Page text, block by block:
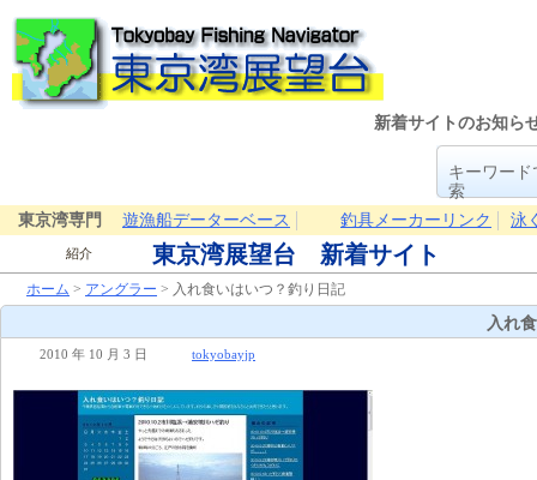
新着サイトのお知ら
キーワード
索
東京湾専門
遊漁船データーベース 釣具メーカーリンク 泳
紹介 東京湾展望台 新着サイト
ホーム > アングラー > 入れ食いはいつ？釣り日記
入れ
2010 年 10 月 3 日 tokyobayjp